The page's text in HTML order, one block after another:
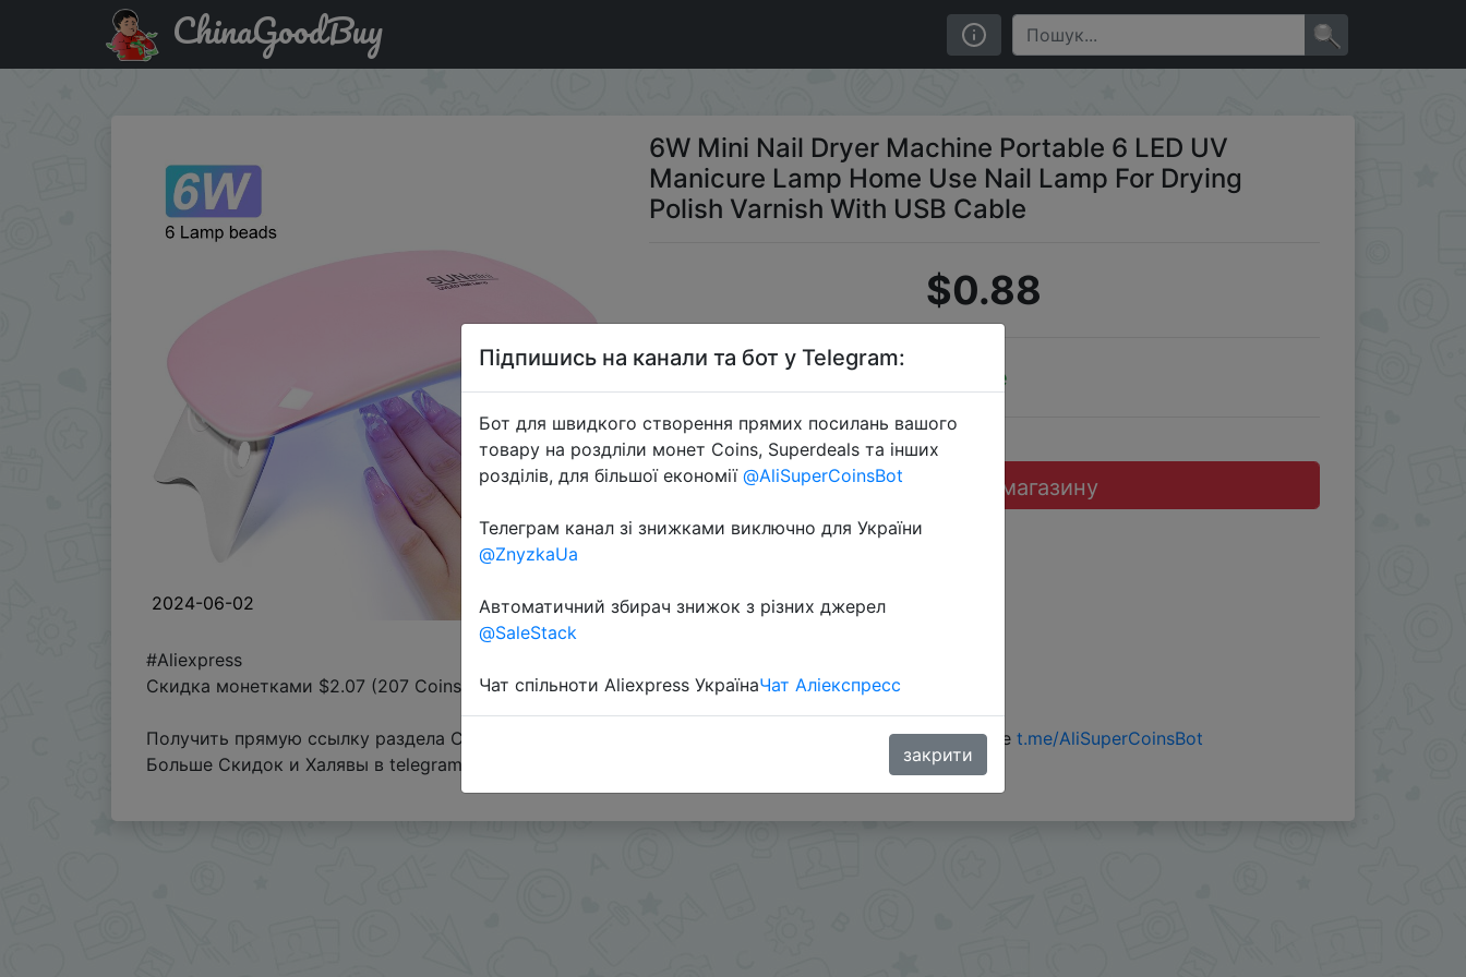
Купити на розпродажі 6W Mini Nail Dryer Machine Portable 6 LED UV Manicure Lamp Home Use Nail Lamp For Drying Polish Varnish With USB Cable
ChinaGoodBuy
2024-06-02
6W Mini Nail Dryer Machine Portable 6 LED UV
Manicure Lamp Home Use Nail Lamp For Drying
Polish Varnish With USB Cable
$0.88
Sale
Перейти до магазину
#Aliexpress
Скидка монетками $2.07 (207 Coins) в приложении.
Получить прямую ссылку раздела Coins или SuperDeals на интересующий вас товар можно в боте t.me/AliSuperCoinsBot
Больше Скидок и Халявы в telegram
Підпишись на канали та бот у Telegram:
Бот для швидкого створення прямих посилань вашого
товару на роздліли монет Coins, Superdeals та інших
розділів, для більшої економії @AliSuperCoinsBot
Телеграм канал зі знижками виключно для України
@ZnyzkaUa
Автоматичний збирач знижок з різних джерел
@SaleStack
Чат спільноти Aliexpress УкраїнаЧат Аліекспресс
закрити